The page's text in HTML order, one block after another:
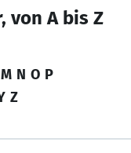
von A bis Z
M N O P
Z